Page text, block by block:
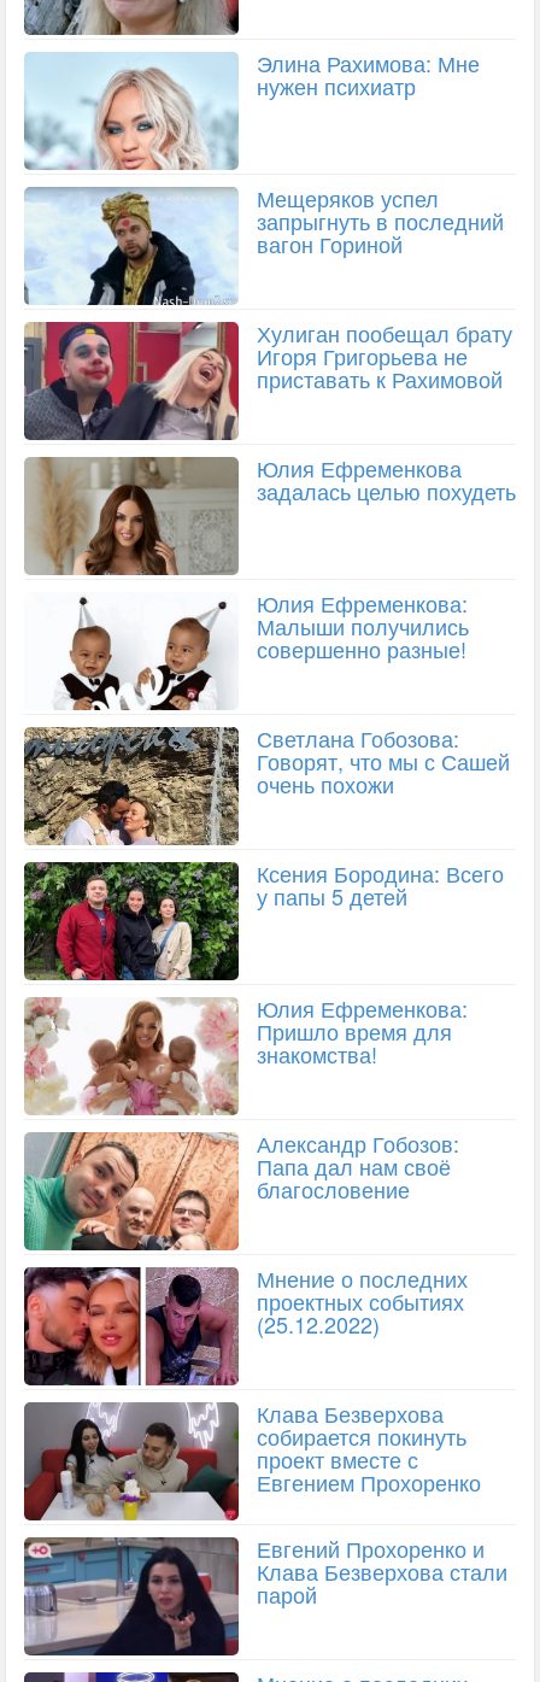
Элина Рахимова: Мне
нужен психиатр
Мещеряков успел
запрыгнуть в последний
вагон Гориной
Хулиган пообещал брату
Игоря Григорьева не
приставать к Рахимовой
Юлия Ефременкова
задалась целью похудеть
Юлия Ефременкова:
Малыши получились
совершенно разные!
Светлана Гобозова:
Говорят, что мы с Сашей
очень похожи
Ксения Бородина: Всего
у папы 5 детей
Юлия Ефременкова:
Пришло время для
знакомства!
Александр Гобозов:
Папа дал нам своё
благословение
Мнение о последних
проектных событиях
(25.12.2022)
Клава Безверхова
собирается покинуть
проект вместе с
Евгением Прохоренко
Евгений Прохоренко и
Клава Безверхова стали
парой